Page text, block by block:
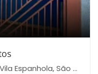
São Paulo-SP